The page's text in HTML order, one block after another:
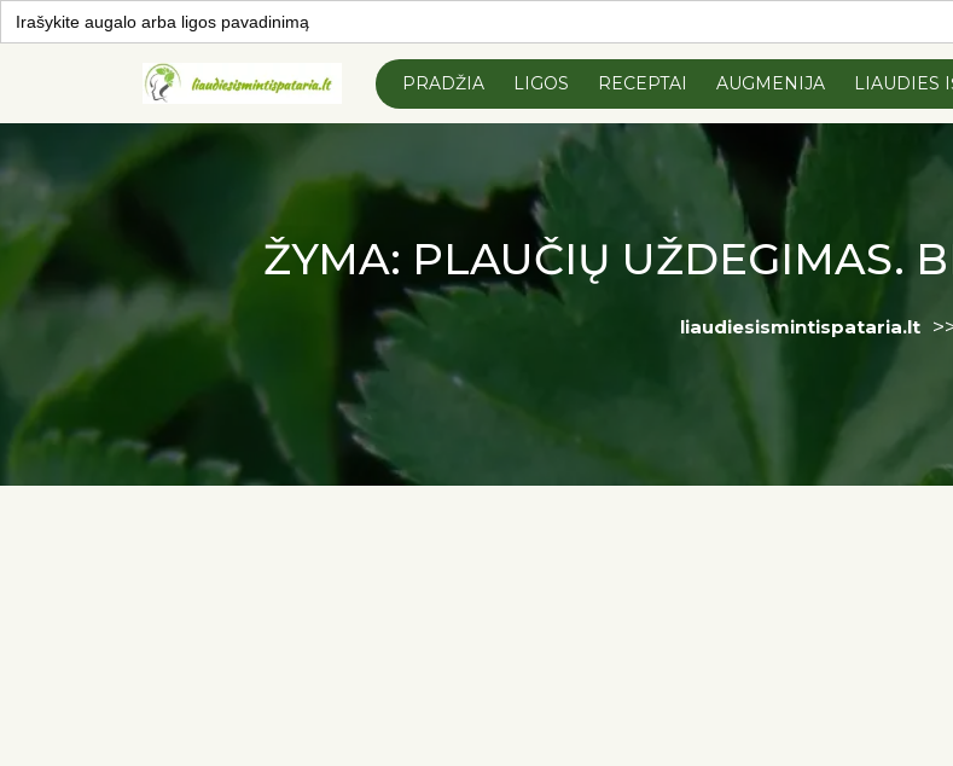
Search
for:Skip to
PRADŽIA LIGOS RECEPTAI AUGMENIJA LIAUDIES
ŽYMA: PLAUČIŲ UŽDEGIMAS.
liaudiesismintispataria.lt